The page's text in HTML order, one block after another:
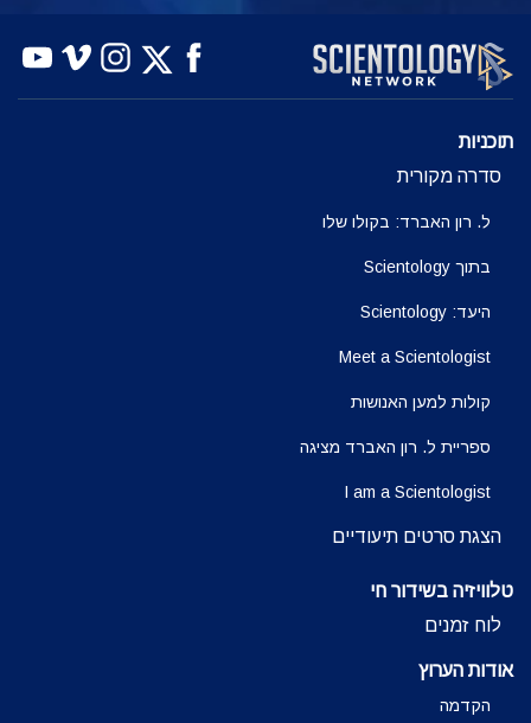
צפה בדוק את הסדרה
תוכניות
סדרה מקורית
ל. רון האברד: בקולו שלו
בתוך Scientology
היעד: Scientology
Meet a Scientologist
קולות למען האנושות
ספריית ל. רון האברד מציגה
I am a Scientologist
הצגת סרטים תיעודיים
טלוויזיה בשידור חי
לוח זמנים
אודות הערוץ
הקדמה